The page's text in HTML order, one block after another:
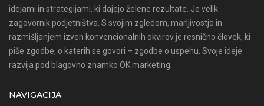
idejami in strategijami, ki dajejo želene rezultate. Je velik
zagovornik podjetništva. S svojim zgledom, marljivostjo in
razmišljanjem izven konvencionalnih okvirov je resnično človek, ki
piše zgodbe, o katerih se govori – zgodbe o uspehu. Svoje ideje
razvija pod blagovno znamko OK marketing.
NAVIGACIJA